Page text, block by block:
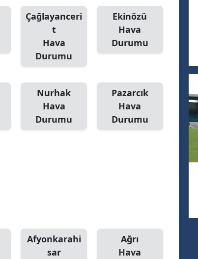
Çağlayanceri
t
Hava
Durumu
Ekinözü
Hava
Durumu
Nurhak
Hava
Durumu
Pazarcık
Hava
Durumu
Afyonkarahi
sar
Ağrı
Hava